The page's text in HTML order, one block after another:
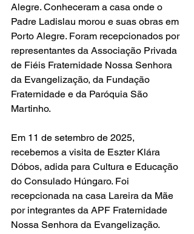
Alegre. Conheceram a casa onde o
Padre Ladislau morou e suas obras em
Porto Alegre. Foram recepcionados por
representantes da Associação Privada
de Fiéis Fraternidade Nossa Senhora
da Evangelização, da Fundação
Fraternidade e da Paróquia São
Martinho.
Em 11 de setembro de 2025,
recebemos a visita de Eszter Klára
Dóbos, adida para Cultura e Educação
do Consulado Húngaro. Foi
recepcionada na casa Lareira da Mãe
por integrantes da APF Fraternidade
Nossa Senhora da Evangelização.